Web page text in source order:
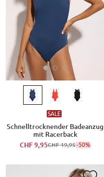
SALE
Schnelltrocknender Badeanzug
mit Racerback
CHF 9,95CHF 19,95-50%